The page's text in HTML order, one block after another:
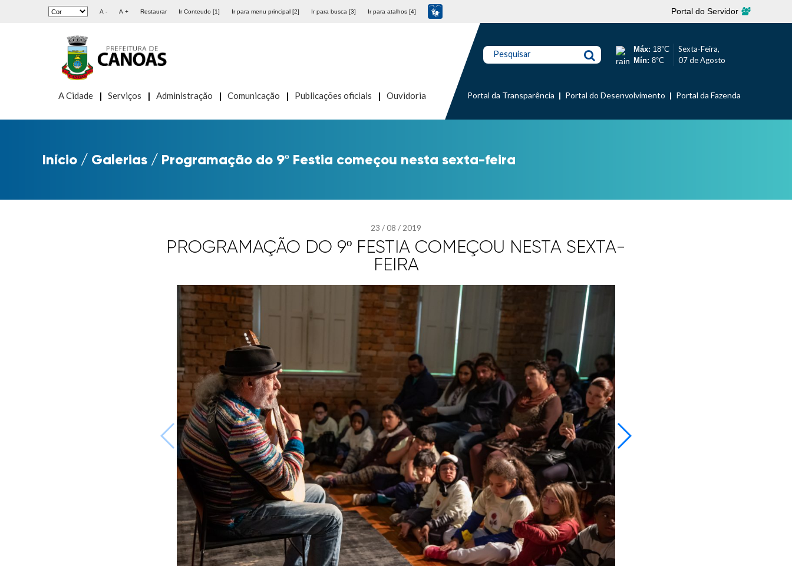
A - A + Restaurar Ir Conteudo [1] Ir para menu principal [2] Ir para busca [3] Ir para atalhos [4] Portal do Servidor
A Cidade Serviços Administração Comunicação Publicações oficiais Ouvidoria
Pesquisar Máx: 18°C
Mín: 8°C
Sexta-Feira,
07 de Agosto
Portal da Transparência Portal do Desenvolvimento Portal da Fazenda
Início / Galerias / Programação do 9º Festia começou nesta sexta-feira
23 /08 /2019
PROGRAMAÇÃO DO 9º FESTIA COMEÇOU NESTA SEXTA-
FEIRA